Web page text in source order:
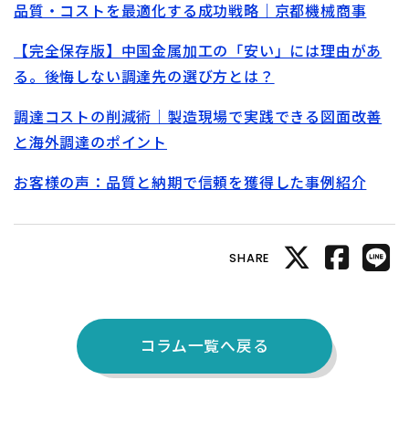
品質・コストを最適化する成功戦略｜京都機械商事
【完全保存版】中国金属加工の「安い」には理由があ
る。後悔しない調達先の選び方とは？
調達コストの削減術｜製造現場で実践できる図面改善
と海外調達のポイント
お客様の声：品質と納期で信頼を獲得した事例紹介
SHARE
コラム一覧へ戻る